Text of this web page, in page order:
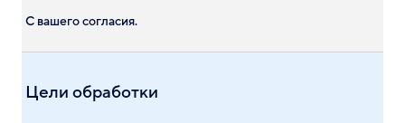
С вашего согласия.
Цели обработки